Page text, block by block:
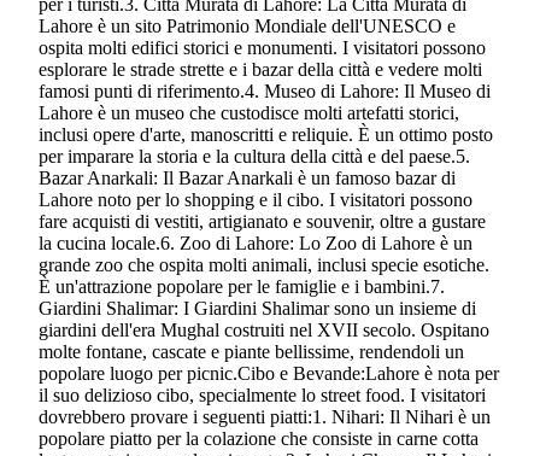
per i turisti.3. Città Murata di Lahore: La Città Murata di
Lahore è un sito Patrimonio Mondiale dell'UNESCO e
ospita molti edifici storici e monumenti. I visitatori possono
esplorare le strade strette e i bazar della città e vedere molti
famosi punti di riferimento.4. Museo di Lahore: Il Museo di
Lahore è un museo che custodisce molti artefatti storici,
inclusi opere d'arte, manoscritti e reliquie. È un ottimo posto
per imparare la storia e la cultura della città e del paese.5.
Bazar Anarkali: Il Bazar Anarkali è un famoso bazar di
Lahore noto per lo shopping e il cibo. I visitatori possono
fare acquisti di vestiti, artigianato e souvenir, oltre a gustare
la cucina locale.6. Zoo di Lahore: Lo Zoo di Lahore è un
grande zoo che ospita molti animali, inclusi specie esotiche.
È un'attrazione popolare per le famiglie e i bambini.7.
Giardini Shalimar: I Giardini Shalimar sono un insieme di
giardini dell'era Mughal costruiti nel XVII secolo. Ospitano
molte fontane, cascate e piante bellissime, rendendoli un
popolare luogo per picnic.Cibo e Bevande:Lahore è nota per
il suo delizioso cibo, specialmente lo street food. I visitatori
dovrebbero provare i seguenti piatti:1. Nihari: Il Nihari è un
popolare piatto per la colazione che consiste in carne cotta